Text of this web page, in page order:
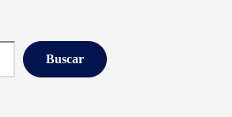
Buscar